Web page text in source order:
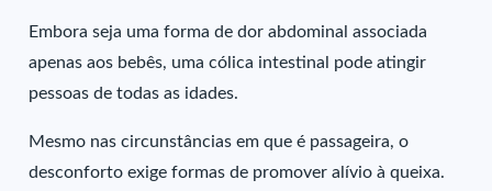
Embora seja uma forma de dor abdominal associada
apenas aos bebês, uma cólica intestinal pode atingir
pessoas de todas as idades.
Mesmo nas circunstâncias em que é passageira, o
desconforto exige formas de promover alívio à queixa.